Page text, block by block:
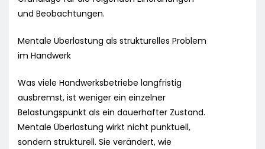
und Beobachtungen.
Mentale Überlastung als strukturelles Problem
im Handwerk
Was viele Handwerksbetriebe langfristig
ausbremst, ist weniger ein einzelner
Belastungspunkt als ein dauerhafter Zustand.
Mentale Überlastung wirkt nicht punktuell,
sondern strukturell. Sie verändert, wie